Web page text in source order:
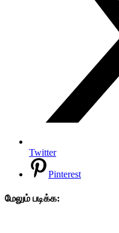
Twitter
Pinterest
மேலும் படிக்க: